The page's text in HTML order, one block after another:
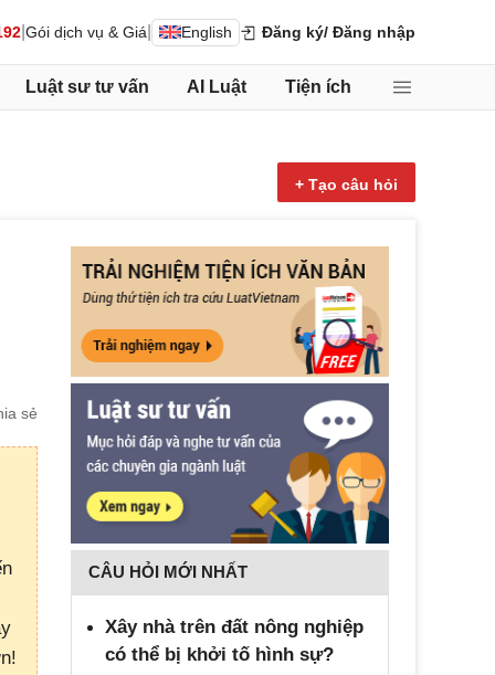
Gói dịch vụ & Giá English Đăng ký/ Đăng nhập
Luật sư tư vấn AI Luật Tiện ích
+ Tạo câu hỏi
sẻ
CÂU HỎI MỚI NHẤT
Xây nhà trên đất nông nghiệp
có thể bị khởi tố hình sự?